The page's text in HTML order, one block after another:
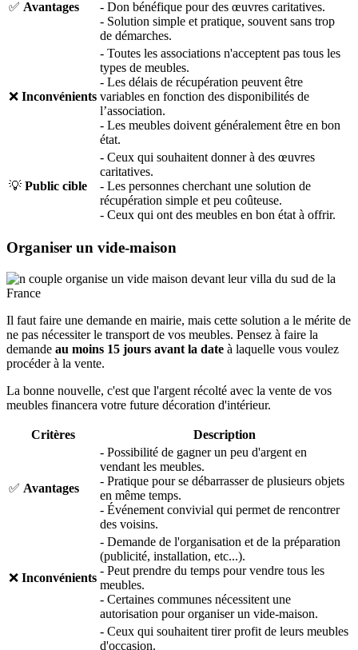
✅ Avantages
- Don bénéfique pour des œuvres caritatives.
- Solution simple et pratique, souvent sans trop
de démarches.
❌ Inconvénients
- Toutes les associations n'acceptent pas tous les
types de meubles.
- Les délais de récupération peuvent être
variables en fonction des disponibilités de
l’association.
- Les meubles doivent généralement être en bon
état.
💡 Public cible
- Ceux qui souhaitent donner à des œuvres
caritatives.
- Les personnes cherchant une solution de
récupération simple et peu coûteuse.
- Ceux qui ont des meubles en bon état à offrir.
Organiser un vide-maison
Il faut faire une demande en mairie, mais cette solution a le mérite de
ne pas nécessiter le transport de vos meubles. Pensez à faire la
demande au moins 15 jours avant la date à laquelle vous voulez
procéder à la vente.
La bonne nouvelle, c'est que l'argent récolté avec la vente de vos
meubles financera votre future décoration d'intérieur.
Critères Description
✅ Avantages
- Possibilité de gagner un peu d'argent en
vendant les meubles.
- Pratique pour se débarrasser de plusieurs objets
en même temps.
- Événement convivial qui permet de rencontrer
des voisins.
❌ Inconvénients
- Demande de l'organisation et de la préparation
(publicité, installation, etc...).
- Peut prendre du temps pour vendre tous les
meubles.
- Certaines communes nécessitent une
autorisation pour organiser un vide-maison.
- Ceux qui souhaitent tirer profit de leurs meubles
d'occasion.